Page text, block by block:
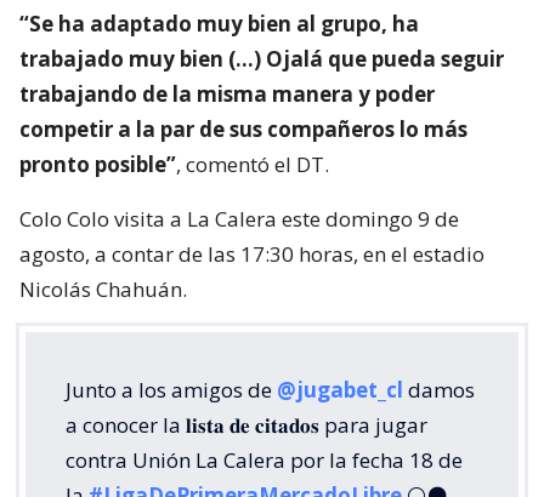
“Se ha adaptado muy bien al grupo, ha
trabajado muy bien (…) Ojalá que pueda seguir
trabajando de la misma manera y poder
competir a la par de sus compañeros lo más
pronto posible”, comentó el DT.
Colo Colo visita a La Calera este domingo 9 de
agosto, a contar de las 17:30 horas, en el estadio
Nicolás Chahuán.
Junto a los amigos de @jugabet_cl damos
a conocer la 𝐥𝐢𝐬𝐭𝐚 𝐝𝐞 𝐜𝐢𝐭𝐚𝐝𝐨𝐬 para jugar
contra Unión La Calera por la fecha 18 de